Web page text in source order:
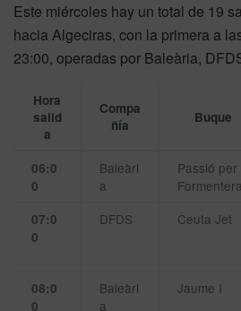
Este miércoles hay un total de 19
hacia Algeciras, con la primera a
23:00, operadas por Baleària,
Hora
salid
a
Compa
ñía
Buque
06:0
0
Baleàri
a
Passió per
Formentera
07:0
0
DFDS Ceuta Jet
08:0
0
Baleàri
a
Jaume I